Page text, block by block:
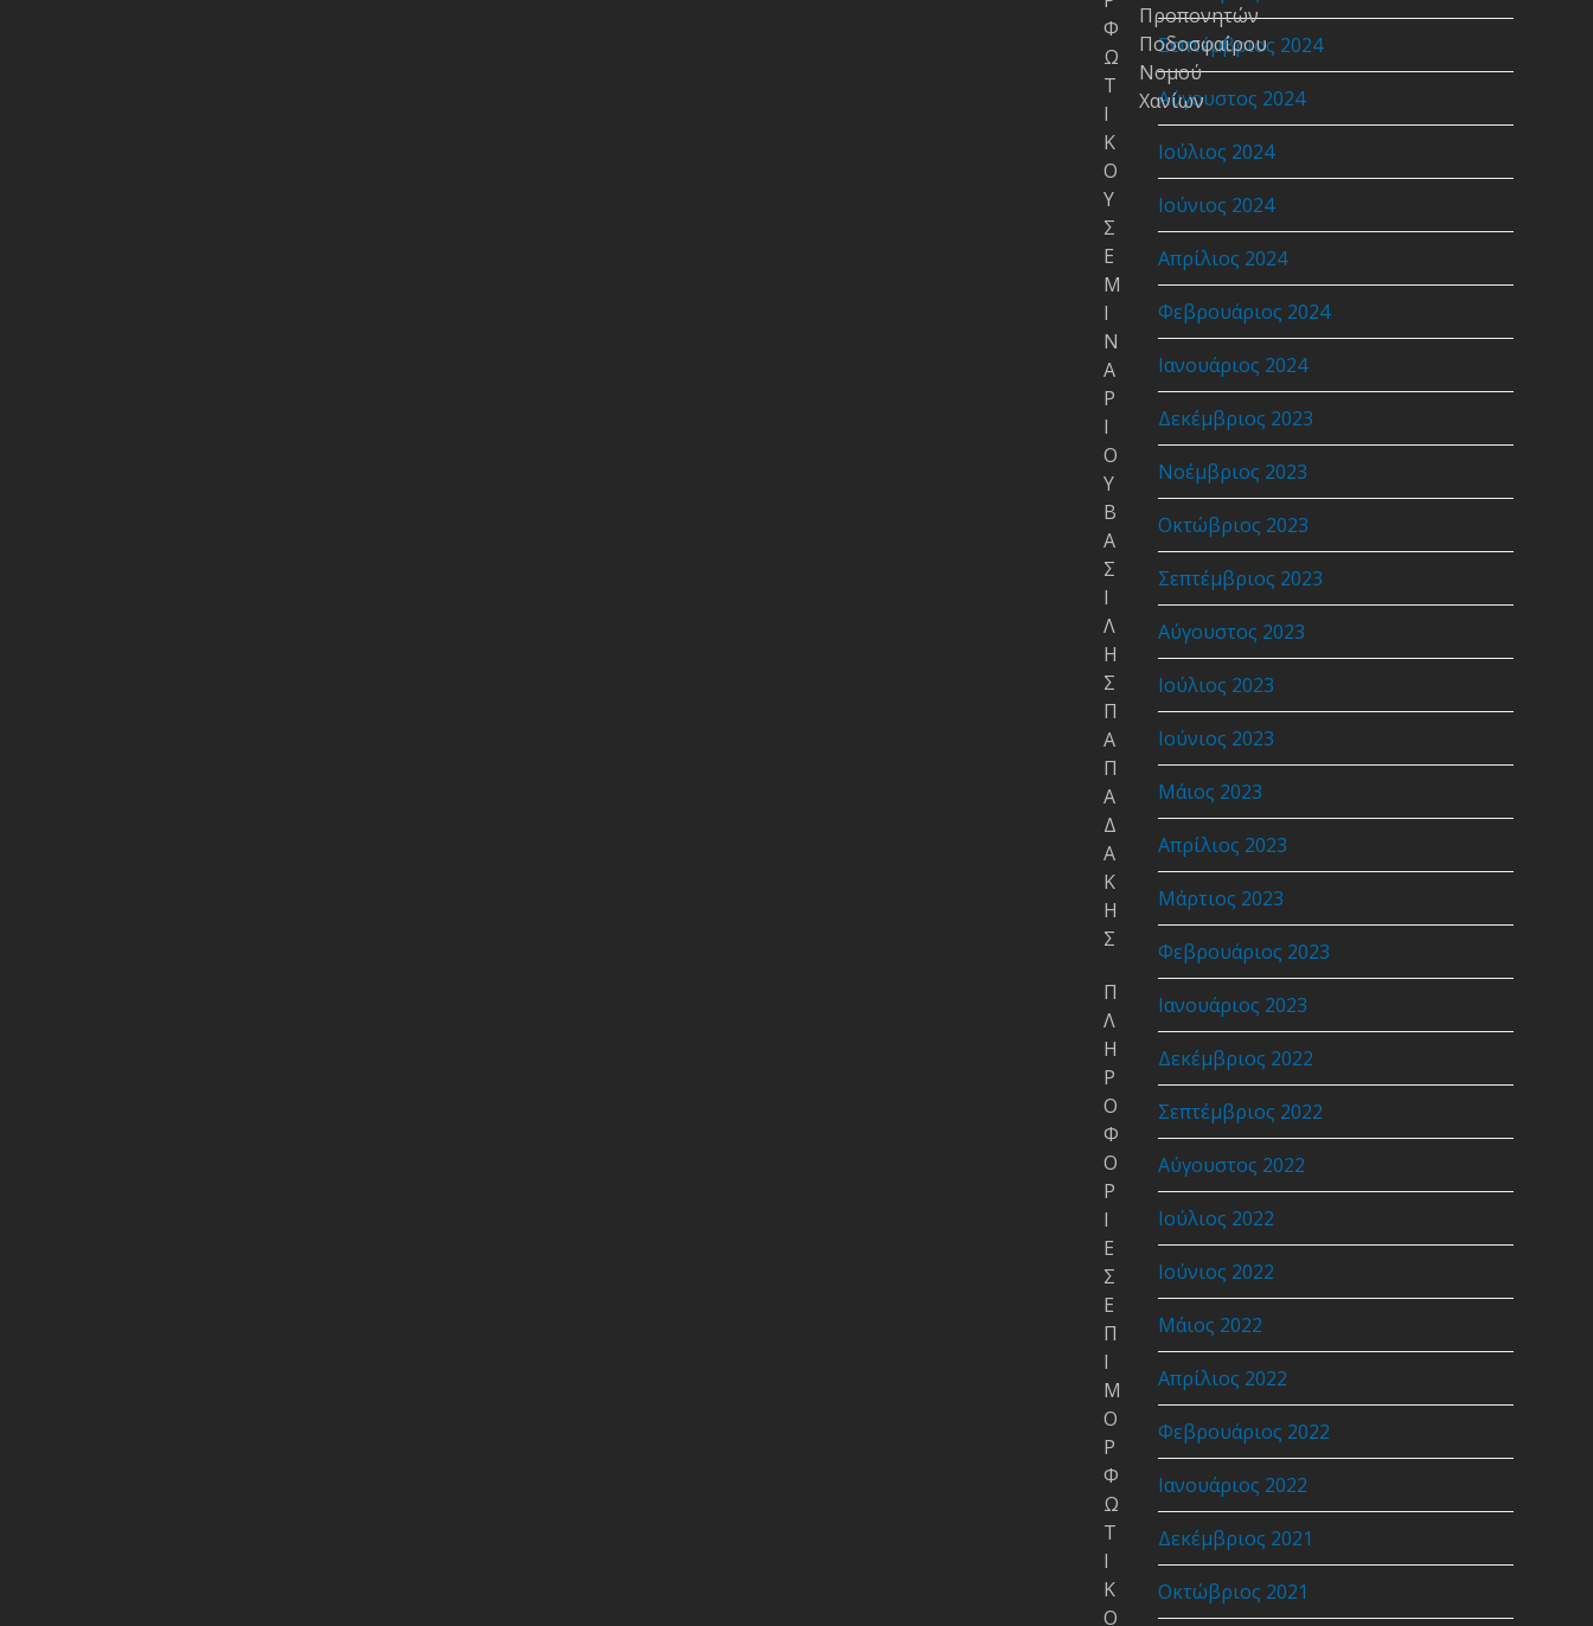
Σεπτέμβριος 2024
Αύγουστος 2024
Ιούλιος 2024
Ιούνιος 2024
Απρίλιος 2024
Φεβρουάριος 2024
Ιανουάριος 2024
Δεκέμβριος 2023
Νοέμβριος 2023
Οκτώβριος 2023
Σεπτέμβριος 2023
Αύγουστος 2023
Ιούλιος 2023
Ιούνιος 2023
Μάιος 2023
Απρίλιος 2023
Μάρτιος 2023
Φεβρουάριος 2023
Ιανουάριος 2023
Δεκέμβριος 2022
Σεπτέμβριος 2022
Αύγουστος 2022
Ιούλιος 2022
Ιούνιος 2022
Μάιος 2022
Απρίλιος 2022
Φεβρουάριος 2022
Ιανουάριος 2022
Δεκέμβριος 2021
Οκτώβριος 2021
Φ
Ω
Τ
Ι
Κ
Ο
Υ
Σ
Ε
Μ
Ι
Ν
Α
Ρ
Ι
Ο
Υ
Β
Α
Σ
Ι
Λ
Η
Σ
Π
Α
Π
Α
Δ
Α
Κ
Η
Σ
Π
Λ
Η
Ρ
Ο
Φ
Ο
Ρ
Ι
Ε
Σ
Ε
Π
Ι
Μ
Ο
Ρ
Φ
Ω
Τ
Ι
Κ
Ο
Προπονητών
Ποδοσφαίρου
Νομού
Χανίων